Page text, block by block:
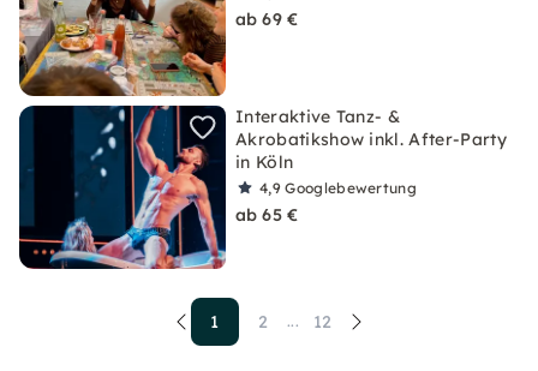
ab 69 €
Interaktive Tanz- &
Akrobatikshow inkl. After-Party
in Köln
4,9Googlebewertung
ab 65 €
1 2 ... 12